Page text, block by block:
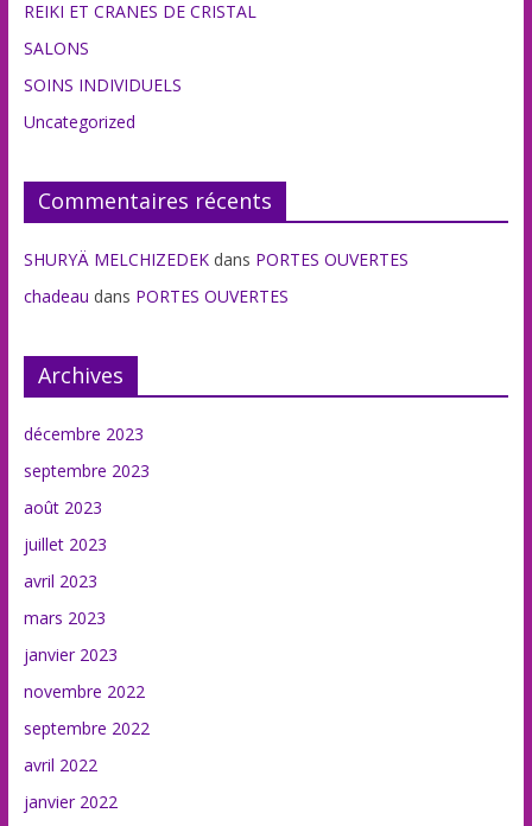
REIKI ET CRANES DE CRISTAL
SALONS
SOINS INDIVIDUELS
Uncategorized
Commentaires récents
SHURYÄ MELCHIZEDEKdans PORTES OUVERTES
chadeau dans PORTES OUVERTES
Archives
décembre 2023
septembre 2023
août 2023
juillet 2023
avril 2023
mars 2023
janvier 2023
novembre 2022
septembre 2022
avril 2022
janvier 2022